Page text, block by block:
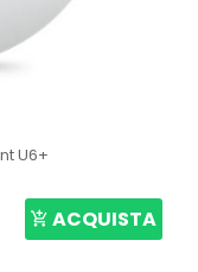
U6+
ACQUISTA